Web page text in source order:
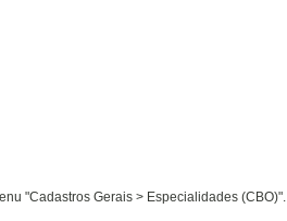
"Cadastros Gerais > Especialidades (CBO)".